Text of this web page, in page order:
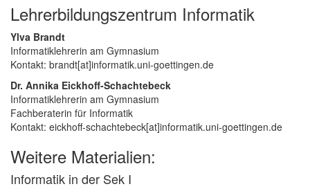
Lehrerbildungszentrum Informatik
Ylva Brandt
Informatiklehrerin am Gymnasium
Kontakt: brandt[at]informatik.uni-goettingen.de
Dr. Annika Eickhoff-Schachtebeck
Informatiklehrerin am Gymnasium
Fachberaterin für Informatik
Kontakt: eickhoff-schachtebeck[at]informatik.uni-goettingen.de
Weitere Materialien:
Informatik in der Sek I